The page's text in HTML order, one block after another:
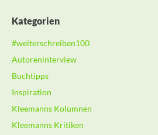
Kategorien
#weiterschreiben100
Autoreninterview
Buchtipps
Inspiration
Kleemanns Kolumnen
Kleemanns Kritiken